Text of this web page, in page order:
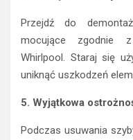
Przejdź do
mocujące zgodnie
Whirlpool. Staraj się
uniknąć uszkodzeń
5. Wyjątkowa
Podczas usuwania